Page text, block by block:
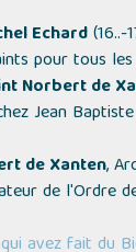
Echard(16..-
pour tous
Norbert de
Jean
de Xanten,
de l'Ordre